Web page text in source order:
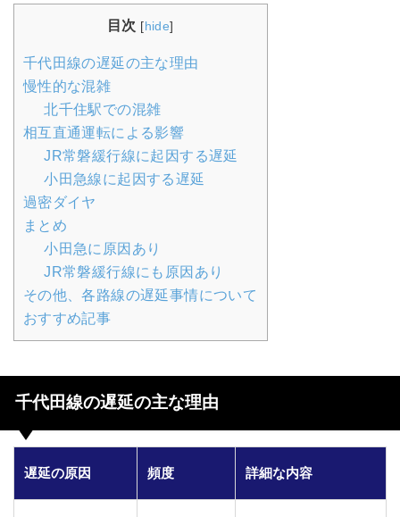
目次 [hide]
千代田線の遅延の主な理由
慢性的な混雑
北千住駅での混雑
相互直通運転による影響
JR常磐緩行線に起因する遅延
小田急線に起因する遅延
過密ダイヤ
まとめ
小田急に原因あり
JR常磐緩行線にも原因あり
その他、各路線の遅延事情について
おすすめ記事
千代田線の遅延の主な理由
遅延の原因 頻度 詳細な内容